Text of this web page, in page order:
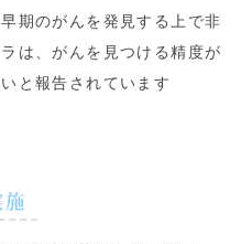
期のがんを発見する上で非
は、がんを見つける精度が
と報告されています